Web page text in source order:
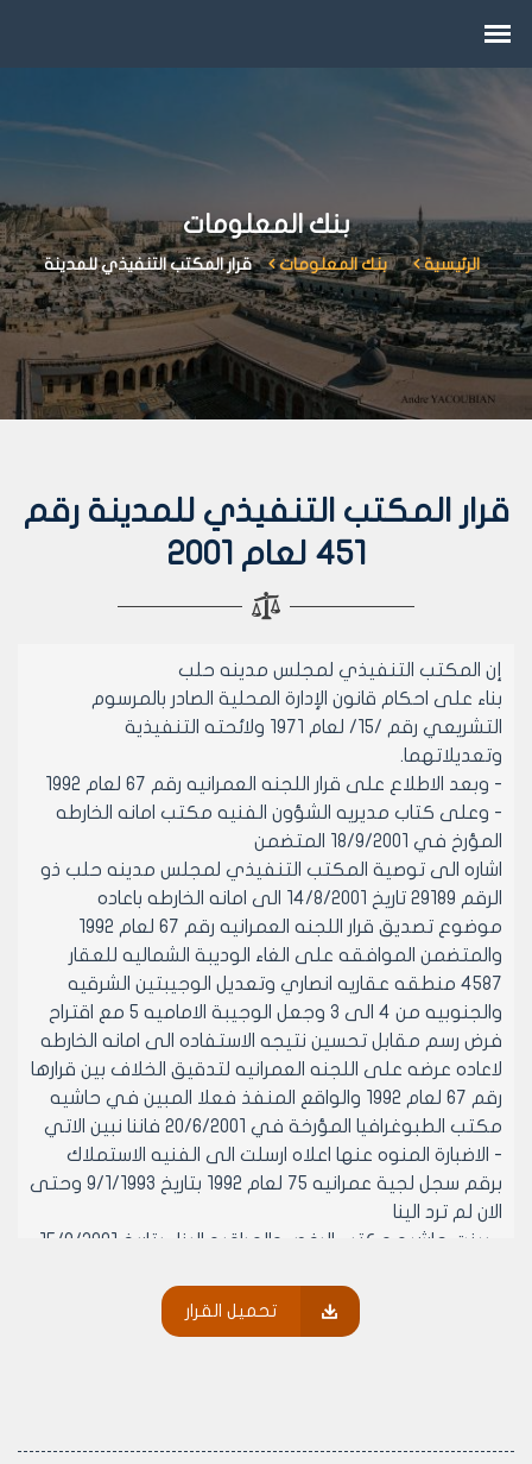
بنك المعلومات
الرئيسية بنك المعلومات قرار المكتب التنفيذي للمدينة
قرار المكتب التنفيذي للمدينة رقم
451 لعام 2001
إن المكتب التنفيذي لمجلس مدينه حلب
بناء على احكام قانون الإدارة المحلية الصادر بالمرسوم
التشريعي رقم /15/ لعام 1971 ولائحته التنفيذية
وتعديلاتهما.
- وبعد الاطلاع على قرار اللجنه العمرانيه رقم 67 لعام 1992
- وعلى كتاب مديريه الشؤون الفنيه مكتب امانه الخارطه
المؤرخ في 18/9/2001 المتضمن
اشاره الى توصية المكتب التنفيذي لمجلس مدينه حلب ذو
الرقم 29189 تاريخ 14/8/2001 الى امانه الخارطه باعاده
موضوع تصديق قرار اللجنه العمرانيه رقم 67 لعام 1992
والمتضمن الموافقه على الغاء الوديبة الشماليه للعقار
4587 منطقه عقاريه انصاري وتعديل الوجيبتين الشرقيه
والجنوبيه من 4 الى 3 وجعل الوجيبة الاماميه 5 مع اقتراح
فرض رسم مقابل تحسين نتيجه الاستفاده الى امانه الخارطه
لاعاده عرضه على اللجنه العمرانيه لتدقيق الخلاف بين قرارها
رقم 67 لعام 1992 والواقع المنفذ فعلا المبين في حاشيه
مكتب الطبوغرافيا المؤرخة في 20/6/2001 فاننا نبين الاتي
- الاضبارة المنوه عنها اعلاه ارسلت الى الفنيه الاستملاك
برقم سجل لجية عمرانيه 75 لعام 1992 بتاريخ 9/1/1993 وحتى
الان لم ترد الينا
- بينت حاشيه مكتب الرخص والمراقبه البناء بتاريخ 15/9/2001
انصاري وبالتالي فان البناء القائم على المحضر المذكور
والمثبت من قبل مكتب الطبوغرافيا هو بدون ترخيص
تحميل القرار